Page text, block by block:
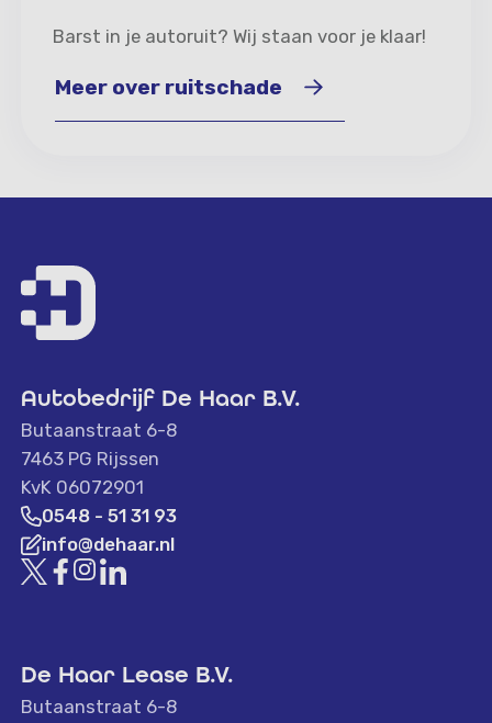
Barst in je autoruit? Wij staan voor je klaar!
Meer over ruitschade
Autobedrijf De Haar B.V.
Butaanstraat 6-8
7463 PG Rijssen
KvK 06072901
0548 - 51 31 93
info@dehaar.nl
De Haar Lease B.V.
Butaanstraat 6-8